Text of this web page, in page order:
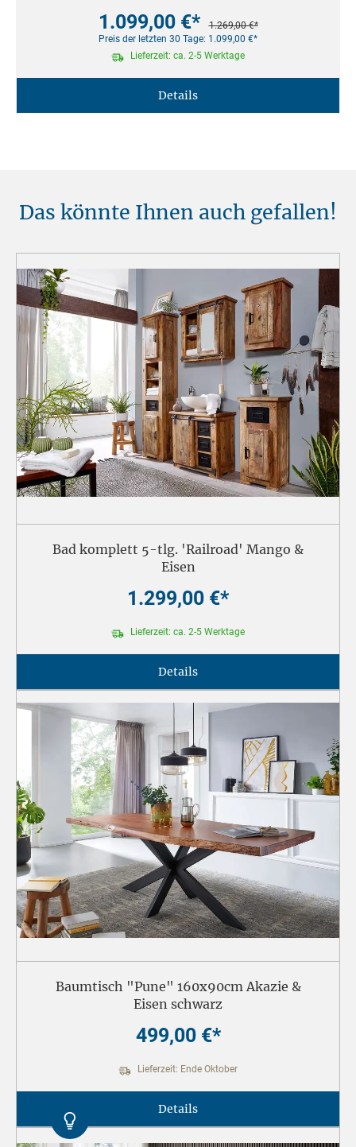
1.099,00 €*
1.269,00 €*
Preis der letzten 30 Tage: 1.099,00 €*
Lieferzeit: ca. 2-5 Werktage
Details
Das könnte Ihnen auch gefallen!
Bad komplett 5-tlg. 'Railroad' Mango &
Eisen
1.299,00 €*
Lieferzeit: ca. 2-5 Werktage
Details
Baumtisch "Pune" 160x90cm Akazie &
Eisen schwarz
499,00 €*
Lieferzeit: Ende Oktober
Details